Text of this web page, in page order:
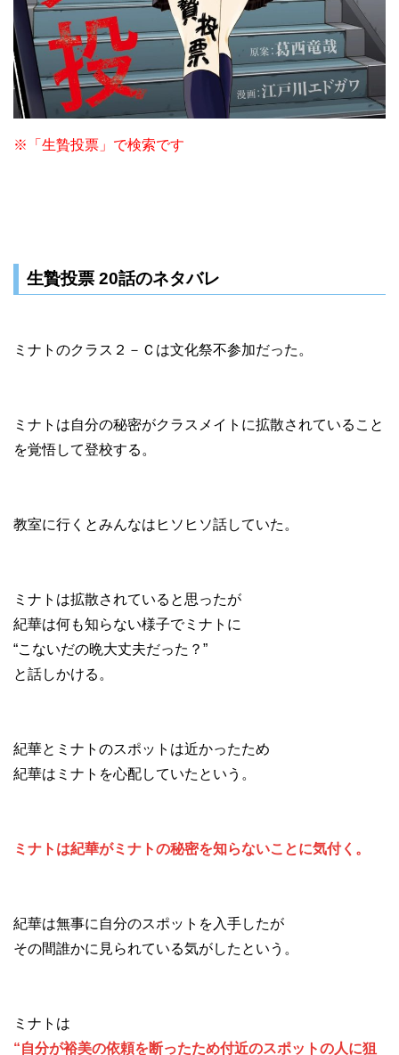
※「生贄投票」で検索です
生贄投票 20話のネタバレ
ミナトのクラス２－Ｃは文化祭不参加だった。
ミナトは自分の秘密がクラスメイトに拡散されていること
を覚悟して登校する。
教室に行くとみんなはヒソヒソ話していた。
ミナトは拡散されていると思ったが
紀華は何も知らない様子でミナトに
“こないだの晩大丈夫だった？”
と話しかける。
紀華とミナトのスポットは近かったため
紀華はミナトを心配していたという。
ミナトは紀華がミナトの秘密を知らないことに気付く。
紀華は無事に自分のスポットを入手したが
その間誰かに見られている気がしたという。
ミナトは
“自分が裕美の依頼を断ったため付近のスポットの人に狙